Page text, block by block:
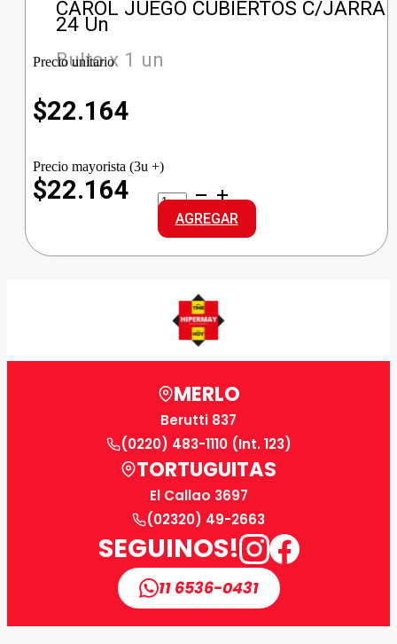
CAROL JUEGO CUBIERTOS C/JARRA
24 Un
Bulto x 1 un
Precio unitario
$22.164
Precio mayorista (3u +)
$22.164
CAROL
JUEGO
CUBIERTOS
C/JARRA
cantidad
AGREGAR
MERLO
Berutti 837
(0220) 483-1110 (Int. 123)
TORTUGUITAS
El Callao 3697
(02320) 49-2663
SEGUINOS!
11 6536-0431